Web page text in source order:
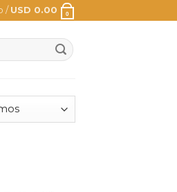
/ USD 0.00 0